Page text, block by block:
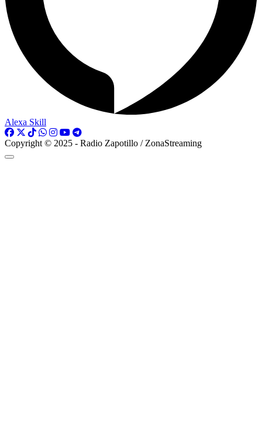
Alexa Skill
Copyright © 2025 - Radio Zapotillo / ZonaStreaming